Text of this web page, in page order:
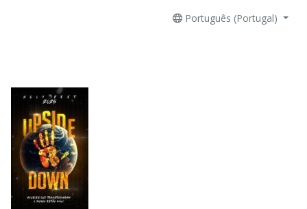
Português (Portugal)